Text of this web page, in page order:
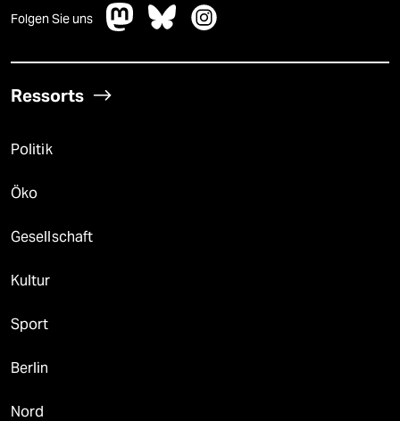
Folgen Sie uns
Ressorts
Politik
Öko
Gesellschaft
Kultur
Sport
Berlin
Nord